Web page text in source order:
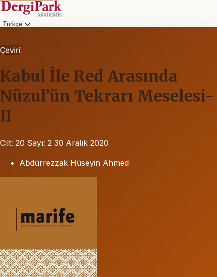
Türkçe
Çeviri
Kabul İle Red Arasında
Nüzul’ün Tekrarı Meselesi-
II
Cilt: 20 Sayı: 2 30 Aralık 2020
Abdürrezzak Hüseyin Ahmed